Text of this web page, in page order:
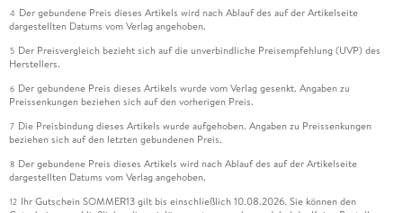
4 Der gebundene Preis dieses Artikels wird nach Ablauf des auf der Artikelseite
dargestellten Datums vom Verlag angehoben.
5 Der Preisvergleich bezieht sich auf die unverbindliche Preisempfehlung (UVP) des
Herstellers.
6 Der gebundene Preis dieses Artikels wurde vom Verlag gesenkt. Angaben zu
Preissenkungen beziehen sich auf den vorherigen Preis.
7 Die Preisbindung dieses Artikels wurde aufgehoben. Angaben zu Preissenkungen
beziehen sich auf den letzten gebundenen Preis.
8 Der gebundene Preis dieses Artikels wird nach Ablauf des auf der Artikelseite
dargestellten Datums vom Verlag angehoben.
12 Ihr Gutschein SOMMER13 gilt bis einschließlich 10.08.2026. Sie können den